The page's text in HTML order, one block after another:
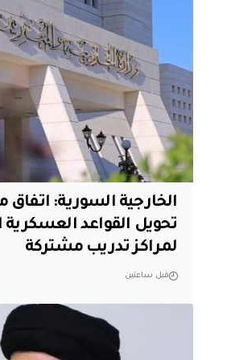
الخارجية السورية:
تحويل القواعد العسكرية
لمراكز تدريب مشتركة
قبل ساعتين